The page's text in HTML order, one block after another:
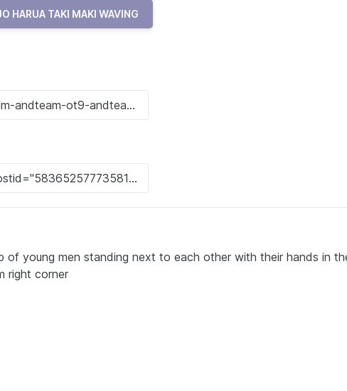
HARUA TAKI MAKI WAVING
of young men standing next to each other with their hands in
right corner